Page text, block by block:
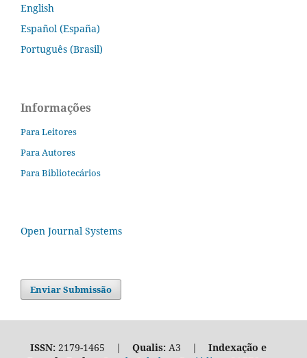
English
Español (España)
Português (Brasil)
Informações
Para Leitores
Para Autores
Para Bibliotecários
Open Journal Systems
Enviar Submissão
ISSN:2179-1465 | Qualis:A3 | Indexação e